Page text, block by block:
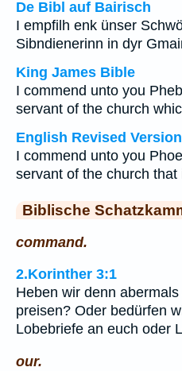
De Bibl auf Bairisch
I empfilh enk ünser
Sibndienerinn in dyr
King James Bible
I commend unto you
servant of the church
English Revised Version
I commend unto you
servant of the church that
Biblische
command.
2.Korinther 3:1
Heben wir denn
preisen? Oder bedürfen
Lobebriefe an euch oder
our.